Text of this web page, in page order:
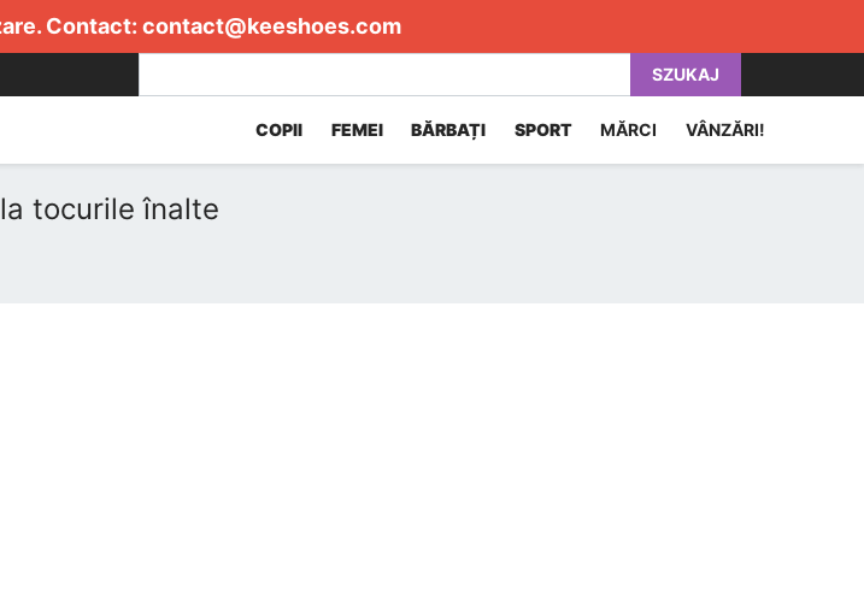
Contact: contact@keeshoes.com
SZUKAJ
COPII FEMEI BĂRBAȚI SPORT MĂRCI VÂNZĂRI!
tocurile înalte